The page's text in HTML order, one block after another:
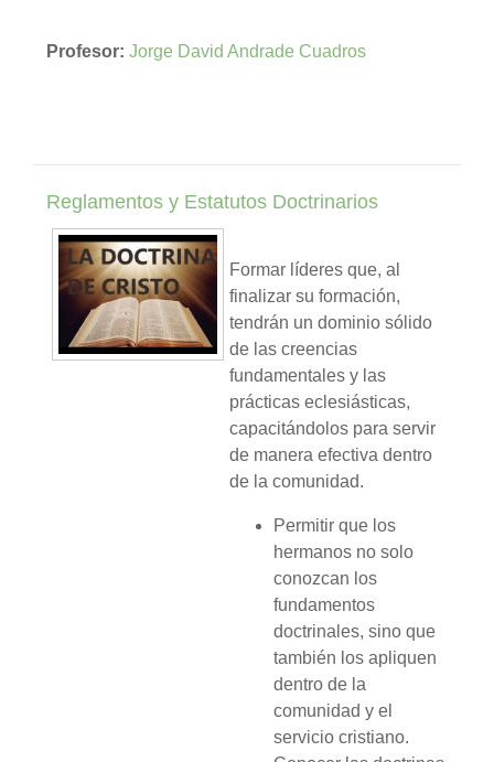
Profesor: Jorge David Andrade Cuadros
Reglamentos y Estatutos Doctrinarios
Formar líderes que, al
finalizar su formación,
tendrán un dominio sólido
de las creencias
fundamentales y las
prácticas eclesiásticas,
capacitándolos para servir
de manera efectiva dentro
de la comunidad.
Permitir que los
hermanos no solo
conozcan los
fundamentos
doctrinales, sino que
también los apliquen
dentro de la
comunidad y el
servicio cristiano.